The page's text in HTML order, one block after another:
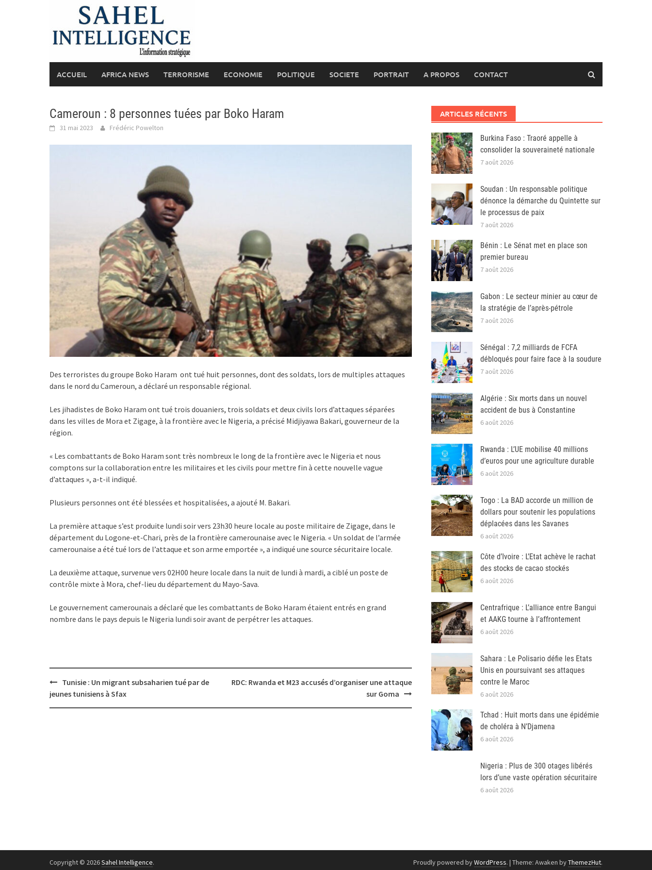
ACCUEIL AFRICA NEWS TERRORISME ECONOMIE POLITIQUE SOCIETE PORTRAIT A PROPOS CONTACT
Cameroun : 8 personnes tuées par Boko Haram
31 mai 2023 Frédéric Powelton
Des terroristes du groupe Boko Haram ont tué huit personnes, dont des soldats, lors de multiples attaques
dans le nord du Cameroun, a déclaré un responsable régional.
Les jihadistes de Boko Haram ont tué trois douaniers, trois soldats et deux civils lors d’attaques séparées
dans les villes de Mora et Zigage, à la frontière avec le Nigeria, a précisé Midjiyawa Bakari, gouverneur de la
région.
« Les combattants de Boko Haram sont très nombreux le long de la frontière avec le Nigeria et nous
comptons sur la collaboration entre les militaires et les civils pour mettre fin à cette nouvelle vague
d’attaques », a-t-il indiqué.
Plusieurs personnes ont été blessées et hospitalisées, a ajouté M. Bakari.
La première attaque s’est produite lundi soir vers 23h30 heure locale au poste militaire de Zigage, dans le
département du Logone-et-Chari, près de la frontière camerounaise avec le Nigeria. « Un soldat de l’armée
camerounaise a été tué lors de l’attaque et son arme emportée », a indiqué une source sécuritaire locale.
La deuxième attaque, survenue vers 02H00 heure locale dans la nuit de lundi à mardi, a ciblé un poste de
contrôle mixte à Mora, chef-lieu du département du Mayo-Sava.
Le gouvernement camerounais a déclaré que les combattants de Boko Haram étaient entrés en grand
nombre dans le pays depuis le Nigeria lundi soir avant de perpétrer les attaques.
Post
navigation
Tunisie : Un migrant subsaharien tué par de
jeunes tunisiens à Sfax
RDC: Rwanda et M23 accusés d’organiser une attaque
sur Goma
ARTICLES RÉCENTS
Burkina Faso : Traoré appelle à
consolider la souveraineté nationale
7 août 2026
Soudan : Un responsable politique
dénonce la démarche du Quintette sur
le processus de paix
7 août 2026
Bénin : Le Sénat met en place son
premier bureau
7 août 2026
Gabon : Le secteur minier au cœur de
la stratégie de l’après-pétrole
7 août 2026
Sénégal : 7,2 milliards de FCFA
débloqués pour faire face à la soudure
7 août 2026
Algérie : Six morts dans un nouvel
accident de bus à Constantine
6 août 2026
Rwanda : L’UE mobilise 40 millions
d’euros pour une agriculture durable
6 août 2026
Togo : La BAD accorde un million de
dollars pour soutenir les populations
déplacées dans les Savanes
6 août 2026
Côte d’Ivoire : L’Etat achève le rachat
des stocks de cacao stockés
6 août 2026
Centrafrique : L’alliance entre Bangui
et AAKG tourne à l’affrontement
6 août 2026
Sahara : Le Polisario défie les Etats
Unis en poursuivant ses attaques
contre le Maroc
6 août 2026
Tchad : Huit morts dans une épidémie
de choléra à N’Djamena
6 août 2026
Nigeria : Plus de 300 otages libérés
lors d’une vaste opération sécuritaire
6 août 2026
Copyright © 2026Sahel Intelligence. Proudly powered byWordPress. | Theme: Awaken byThemezHut.